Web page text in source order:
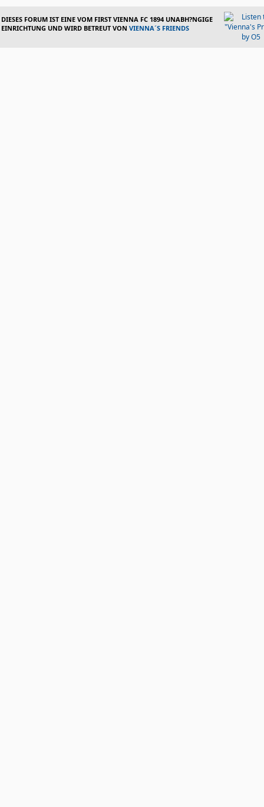
DIESES FORUM IST EINE VOM FIRST VIENNA FC 1894 UNABH?NGIGE
EINRICHTUNG UND WIRD BETREUT VON VIENNA´S FRIENDS